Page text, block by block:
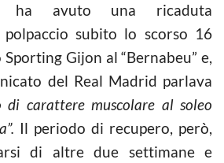
ha avuto una ricaduta
subito lo scorso 16
Gijon al “Bernabeu” e,
del Real Madrid parlava
di carattere muscolare al soleo
Il periodo di recupero, però,
di altre due settimane e